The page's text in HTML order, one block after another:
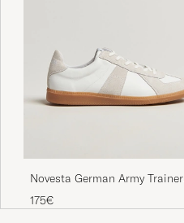
Novesta German Army Trainer
White
175€